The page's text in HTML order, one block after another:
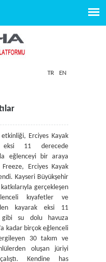
TR EN
Erciyes Kayak
eksi 11 derecede
eğlenceyi bir araya
Erciyes Kayak
Kayseri Büyükşehir
gerçekleşen
kıyafetler ve
kayarak eksi 11
gibi su dolu havuza
kadar birçok eğlenceli
30 takım ve
oluşan jüriyi
Kendine has